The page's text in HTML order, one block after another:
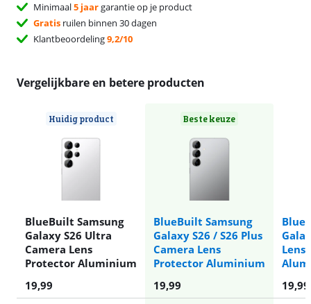
Minimaal5 jaargarantie op je product
Gratis ruilen binnen 30 dagen
Klantbeoordeling9,2/10
Vergelijkbare en betere producten
Huidig product
BlueBuilt Samsung
Galaxy S26 Ultra
Camera Lens
Protector Aluminium
Beste keuze
BlueBuilt Samsung
Galaxy S26 / S26 Plus
Camera Lens
Protector Aluminium
Lens
19,99
19,99 19,99